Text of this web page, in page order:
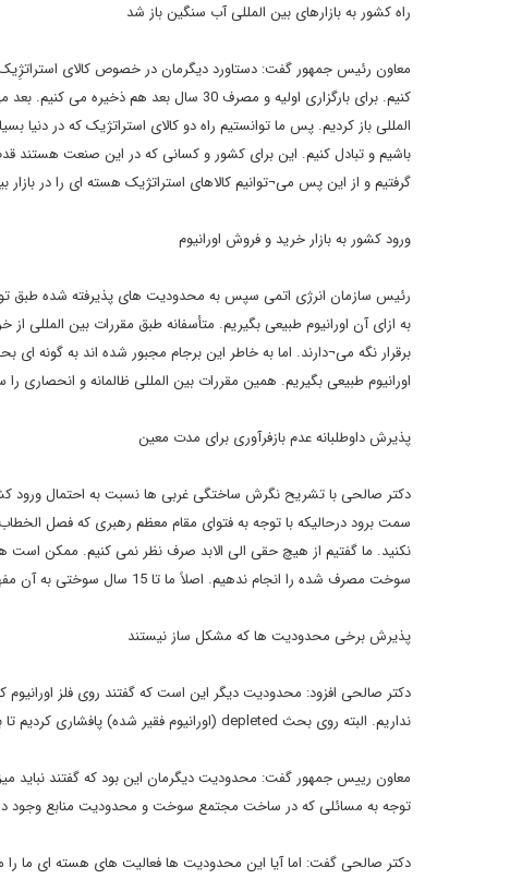
راه کشور به بازارهای بین المللی آب سنگین باز شد
کنیم. برای بارگزاری اولیه و مصرف 30 سال
المللی باز کردیم. پس ما توانستیم راه دو کالای استراتژیک که در
باشیم و تبادل کنیم. این برای کشور و کسانی که در این صنعت هستند
گرفتیم و از این پس می¬توانیم کالاهای استراتژیک هسته ای را در بازار
ورود کشور به بازار خرید و فروش اورانیوم
به ازای آن اورانیوم طبیعی بگیریم. متأسفانه طبق مقررات بین المللی
اورانیوم طبیعی بگیریم. همین مقررات بین المللی ظالمانه و
پذیرش داوطلبانه عدم بازفرآوری برای مدت معین
دکتر صالحی با تشریح نگرش ساختگی غربی ها نسبت به احتمال ورود
سمت برود درحالیکه با توجه به فتوای مقام معظم رهبری که فصل
سوخت مصرف شده را انجام ندهیم. اصلاً ما تا 15 سال سوختی به آن مفهوم مصرف شده نداریم که بخواهیم روی آن بازفرآوری انجام دهیم.
پذیرش برخی محدودیت ها که مشکل ساز نیستند
نداریم. البته روی بحث depleted (اورانیوم فقیر شده) پافشاری کردیم تا برای شیلدینگ از آن استفاده کنیم. بالاخره با اصرار این امتیاز را گرفتیم.
معاون رییس جمهور گفت: محدودیت دیگرمان این بود که گفتند نباید
توجه به مسائلی که در ساخت مجتمع سوخت و محدودیت منابع وجود
دکتر صالحی گفت: اما آیا این محدودیت ها فعالیت های هسته ای ما را